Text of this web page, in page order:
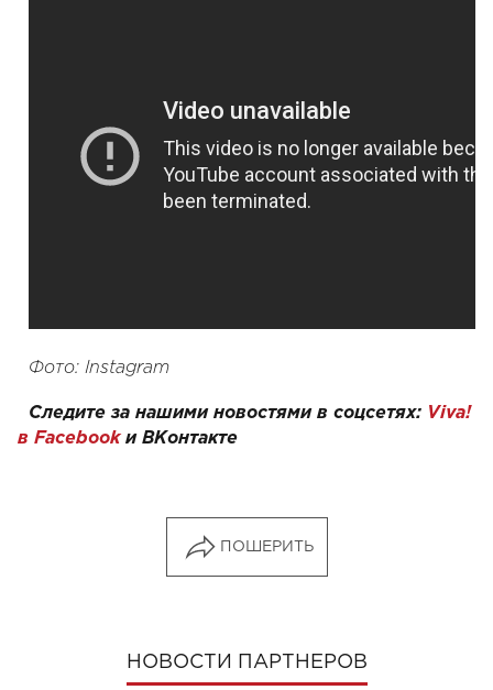
Фото: Instagram
Следите за нашими новостями в соцсетях: Viva!
в Facebookи ВКонтакте
ПОШЕРИТЬ
НОВОСТИ ПАРТНЕРОВ